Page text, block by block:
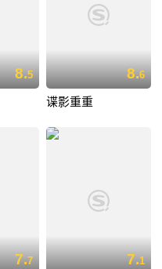
8.5 8.6
谍影重重
7.7 7.1